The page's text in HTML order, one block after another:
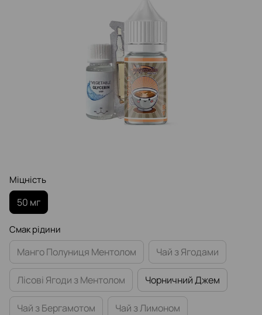
Міцність
50 мг
Смак рідини
Манго Полуниця Ментолом Чай з Ягодами
Лісові Ягоди з Ментолом Чорничний Джем
Чай з Бергамотом Чай з Лимоном